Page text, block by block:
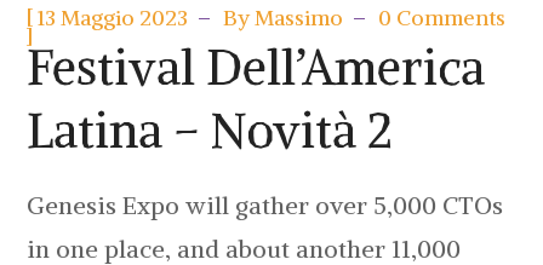
[13 Maggio 2023 ByMassimo 0 Comments
]
Festival Dell’America
Latina – Novità 2
Genesis Expo will gather over 5,000 CTOs
in one place, and about another 11,000